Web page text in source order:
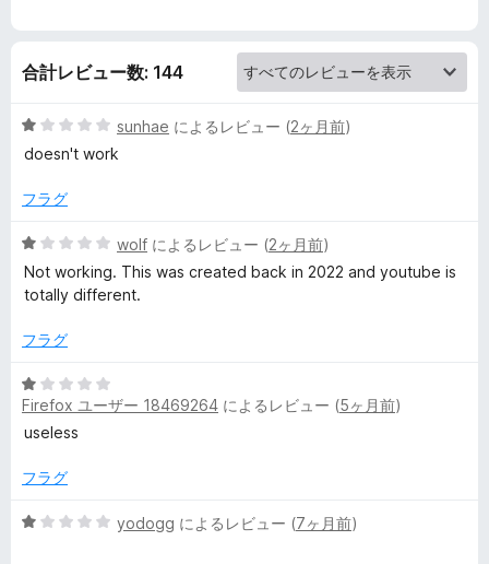
w
n
o
a
の
レ
5
評
価
合計レビュー数: 144
5
段
中
の
評
価
sunhae によるレビュー (2ヶ月前)
doesn't work
フラグ
5
段
階
1
評
価
wolf によるレビュー (2ヶ月前)
Not working. This was created back in 2022 and youtube is
totally different.
フラグ
5
段
階
1
評
Firefox ユーザー 18469264 によるレビュー (5ヶ月前)
useless
フラグ
5
yodogg によるレビュー (7ヶ月前)